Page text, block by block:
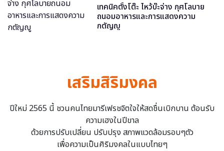
เทคนิคตั้งโต๊ะ ไหว้บ๊ะจ่าง กุศโลบาย
ถนอมอาหารและการแสดงความ
กตัญญู
เสริมสิริมงคล
ปีใหม่ 2565 นี้ ชวนคนไทยมารีเฟรชจิตใจให้สดชื่นเบิกบาน ต้อนรับ
ความเฮงในปีขาล
ด้วยการปรับเปลี่ยน ปรับปรุง สภาพแวดล้อมรอบๆตัว
เพื่อความเป็นศิริมงคลในแบบไทยๆ